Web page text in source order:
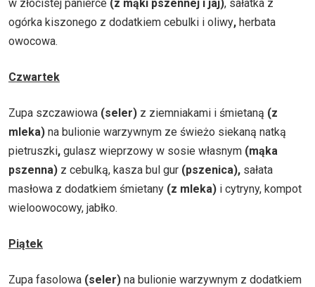
w złocistej panierce (z mąki pszennej i jaj), sałatka z
ogórka kiszonego z dodatkiem cebulki i oliwy, herbata
owocowa.
Czwartek
Zupa szczawiowa (seler) z ziemniakami i śmietaną (z
mleka) na bulionie warzywnym ze świeżo siekaną natką
pietruszki, gulasz wieprzowy w sosie własnym (mąka
pszenna) z cebulką, kasza bul gur (pszenica), sałata
masłowa z dodatkiem śmietany (z mleka) i cytryny, kompot
wieloowocowy, jabłko.
Piątek
Zupa fasolowa (seler) na bulionie warzywnym z dodatkiem